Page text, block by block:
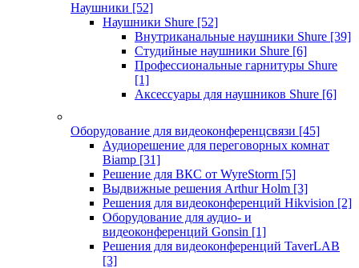
Наушники [52]
Наушники Shure [52]
Внутриканальные наушники Shure [39]
Студийные наушники Shure [6]
Профессиональные гарнитуры Shure
[1]
Аксессуары для наушников Shure [6]
Оборудование для видеоконференцсвязи [45]
Аудиорешение для переговорных комнат
Biamp [31]
Решение для ВКС от WyreStorm [5]
Выдвижные решения Arthur Holm [3]
Решения для видеоконференций Hikvision [2]
Оборудование для аудио- и
видеоконференций Gonsin [1]
Решения для видеоконференций TaverLAB
[3]